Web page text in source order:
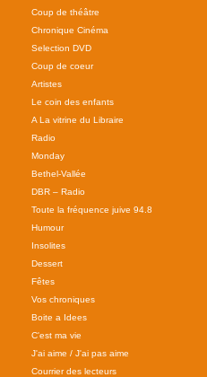
Coup de théâtre
Chronique Cinéma
Selection DVD
Coup de coeur
Artistes
Le coin des enfants
A La vitrine du Libraire
Radio
Monday
Bethel-Vallée
DBR – Radio
Toute la fréquence juive 94.8
Humour
Insolites
Dessert
Fêtes
Vos chroniques
Boite a Idees
C'est ma vie
J'ai aime / J'ai pas aime
Courrier des lecteurs